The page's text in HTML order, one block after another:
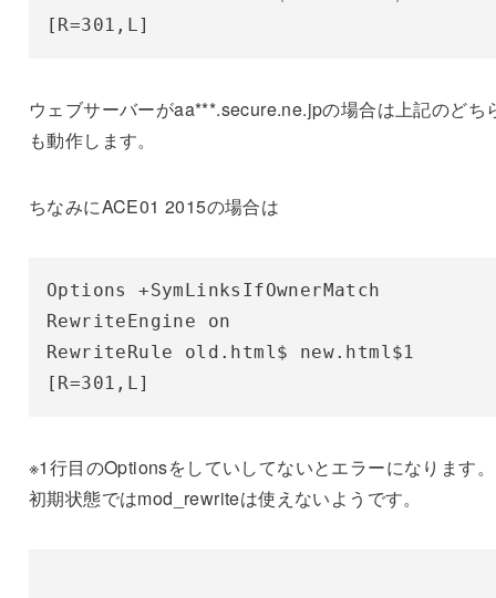
[R=301,L]
ウェブサーバーがaa***.secure.ne.jpの場合は上記のどち
も動作します。
ちなみにACE01 2015の場合は
Options +SymLinksIfOwnerMatch
RewriteEngine on
RewriteRule old.html$ new.html$1
[R=301,L]
※1行目のOptionsをしていしてないとエラーになります。
初期状態ではmod_rewriteは使えないようです。